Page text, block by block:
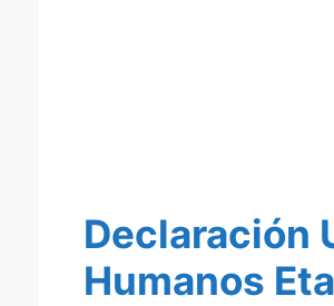
Declaración
Humanos